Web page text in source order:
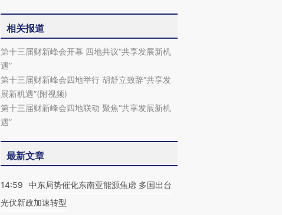
相关报道
第十三届财新峰会开幕 四地共议“共享发展新机
遇”
第十三届财新峰会四地举行 胡舒立致辞“共享发
展新机遇”(附视频)
第十三届财新峰会四地联动 聚焦“共享发展新机
遇”
最新文章
14:59
中东局势催化东南亚能源焦虑 多国出台
光伏新政加速转型